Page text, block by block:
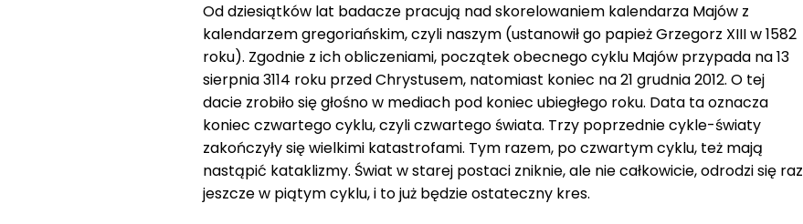
Od dziesiątków lat badacze pracują nad skorelowaniem kalendarza Majów z
kalendarzem gregoriańskim, czyli naszym (ustanowił go papież Grzegorz XIII w 1582
roku). Zgodnie z ich obliczeniami, początek obecnego cyklu Majów przypada na 13
sierpnia 3114 roku przed Chrystusem, natomiast koniec na 21 grudnia 2012. O tej
dacie zrobiło się głośno w mediach pod koniec ubiegłego roku. Data ta oznacza
koniec czwartego cyklu, czyli czwartego świata. Trzy poprzednie cykle-światy
zakończyły się wielkimi katastrofami. Tym razem, po czwartym cyklu, też mają
nastąpić kataklizmy. Świat w starej postaci zniknie, ale nie całkowicie, odrodzi się raz
jeszcze w piątym cyklu, i to już będzie ostateczny kres.